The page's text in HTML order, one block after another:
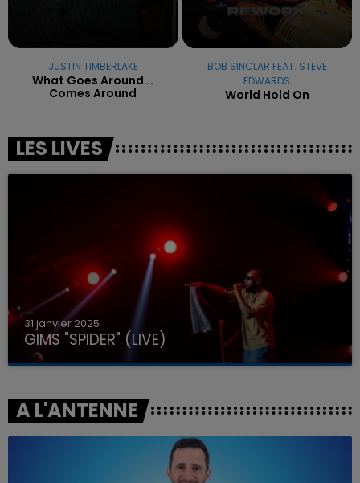
JUSTIN TIMBERLAKE
What Goes Around...
Comes Around
BOB SINCLAR FEAT. STEVE
EDWARDS
World Hold On
LES LIVES
31 janvier 2025
GIMS "SPIDER" (LIVE)
A L'ANTENNE